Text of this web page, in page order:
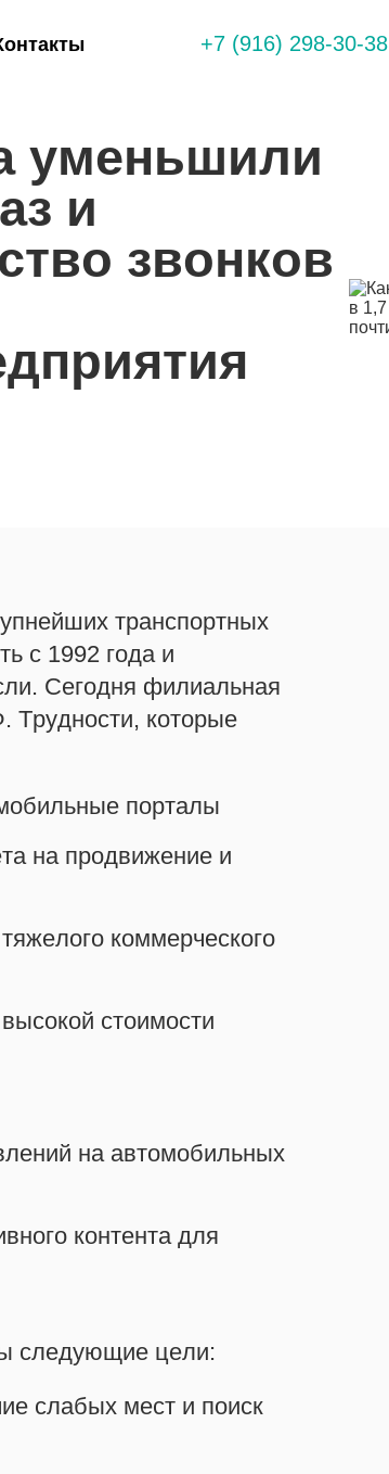
+7 (916) 298-30-38
уменьшили
и
звонков
транспортных
с 1992 года и
Сегодня филиальная
Трудности, которые
порталы
на продвижение и
коммерческого
стоимости
на автомобильных
контента для
следующие цели:
слабых мест и поиск